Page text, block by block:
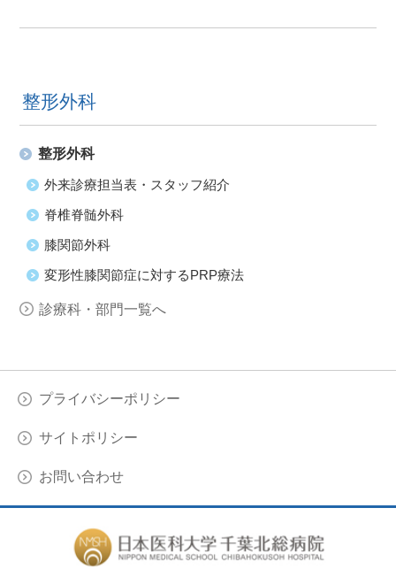
整形外科
整形外科
外来診療担当表・スタッフ紹介
脊椎脊髄外科
膝関節外科
変形性膝関節症に対するPRP療法
診療科・部門一覧へ
プライバシーポリシー
サイトポリシー
お問い合わせ